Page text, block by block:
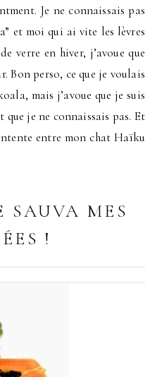
Je ne connaissais pas
et moi qui ai vite les lèvres
verre en hiver, j’avoue que
Bon perso, ce que je voulais
mais j’avoue que je suis
je ne connaissais pas. Et
entre mon chat Haïku
SAUVA MES
!